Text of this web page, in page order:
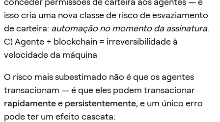
isso cria uma nova classe de risco de esvaziamento
de carteira: automação no momento da assinatura.
C) Agente + blockchain = irreversibilidade à
velocidade da máquina
O risco mais subestimado não é que os agentes
transacionam — é que eles podem transacionar
rapidamentee persistentemente, e um único erro
pode ter um efeito cascata: